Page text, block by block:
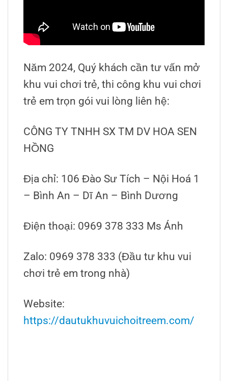
Năm 2024, Quý khách cần tư vấn mở
khu vui chơi trẻ, thi công khu vui chơi
trẻ em trọn gói vui lòng liên hệ:
CÔNG TY TNHH SX TM DV HOA SEN
HỒNG
Địa chỉ: 106 Đào Sư Tích – Nội Hoá 1
– Bình An – Dĩ An – Bình Dương
Điện thoại: 0969 378 333 Ms Ánh
Zalo: 0969 378 333 (Đầu tư khu vui
chơi trẻ em trong nhà)
Website:
https://dautukhuvuichoitreem.com/